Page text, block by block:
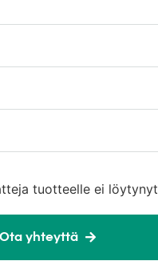
tuotteelle ei löytynyt
yhteyttä